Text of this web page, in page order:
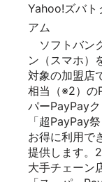
Yahoo!ズバト
アム
ソフトバン
ン（スマホ）
対象の加盟店
相当（※2）の
パーPayPay
「超PayPay
お得に利用で
提供します。
大手チェーン